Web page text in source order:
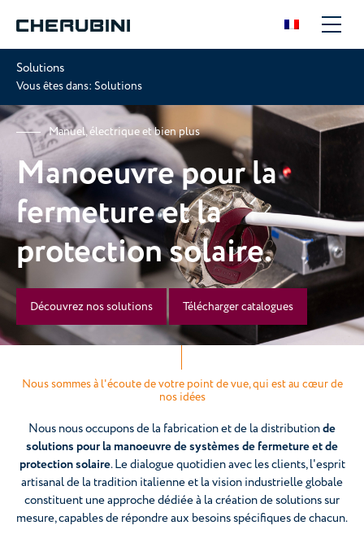
Solutions
Vous êtes dans: Solutions
Manuel, électrique et bien plus
Manoeuvre pour la
fermeture et la
protection solaire.
Découvrez nos solutions Télécharger catalogues
Nous sommes à l'écoute de votre point de vue, qui est au cœur de
nos idées
Nous nous occupons de la fabrication et de la distributionde
solutions pour la manoeuvre de systèmes de fermeture et de
protection solaire. Le dialogue quotidien avec les clients, l'esprit
artisanal de la tradition italienne et la vision industrielle globale
constituent une approche dédiée à la création de solutions sur
mesure, capables de répondre aux besoins spécifiques de chacun.